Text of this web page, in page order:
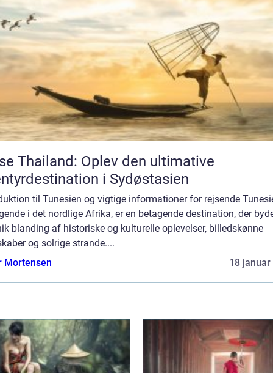
Thailand: Oplev den ultimative
i Sydøstasien
til Tunesien og vigtige informationer for rejsende
i det nordlige Afrika, er en betagende destination, der
blanding af historiske og kulturelle oplevelser, billedskønne
og solrige strande....
Mortensen
18 januar